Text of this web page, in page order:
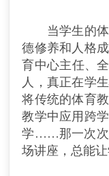
当学生的体
德修养和人格
育中心主任、
人，真正在学
将传统的体育
教学中应用跨
学……那一次次
场讲座，总能